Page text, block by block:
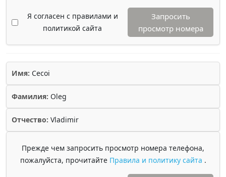
Я согласен с правилами и
политикой сайта
Запросить
просмотр номера
Имя: Cecoi
Фамилия: Oleg
Отчество: Vladimir
Прежде чем запросить просмотр номера телефона,
пожалуйста, прочитайте Правила и политику сайта .